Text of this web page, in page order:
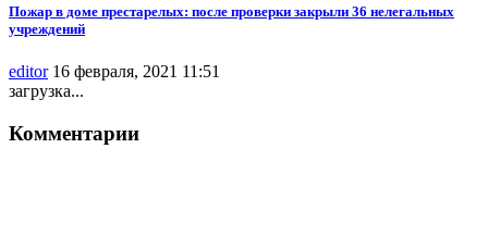
Пожар в доме престарелых: после проверки закрыли 36 нелегальных
учреждений
editor 16 февраля, 2021 11:51
загрузка...
Комментарии